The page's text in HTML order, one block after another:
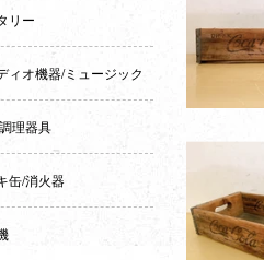
リー
ィオ機器/ミュージック
理器具
缶/消火器